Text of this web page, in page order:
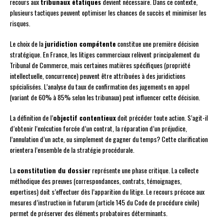
plusieurs tactiques peuvent optimiser les chances de succès et minimiser les
risques.
Le choix de lajuridiction compétenteconstitue une première décision
stratégique. En France, les litiges commerciaux relèvent principalement du
Tribunal de Commerce, mais certaines matières spécifiques (propriété
intellectuelle, concurrence) peuvent être attribuées à des juridictions
spécialisées. L’analyse du taux de confirmation des jugements en appel
(variant de 60% à 85% selon les tribunaux) peut influencer cette décision.
La définition de l’objectif contentieuxdoit précéder toute action. S’agit-il
d’obtenir l’exécution forcée d’un contrat, la réparation d’un préjudice,
l’annulation d’un acte, ou simplement de gagner du temps? Cette clarification
orientera l’ensemble de la stratégie procédurale.
Laconstitution du dossierreprésente une phase critique. La collecte
méthodique des preuves (correspondances, contrats, témoignages,
expertises) doit s’effectuer dès l’apparition du litige. Le recours précoce aux
mesures d’instruction in futurum (article 145 du Code de procédure civile)
permet de préserver des éléments probatoires déterminants.